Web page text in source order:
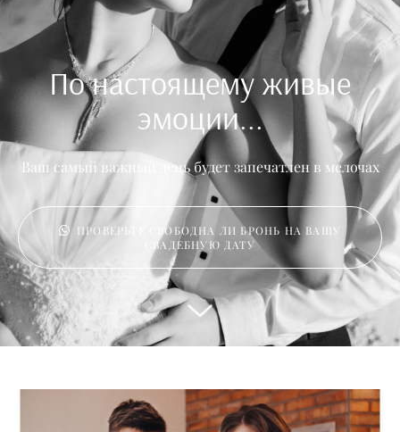
По настоящему живые
эмоции...
Ваш самый важный день будет запечатлен в мелочах
ПРОВЕРЬТЕ СВОБОДНА ЛИ БРОНЬ НА ВАШУ
СВАДЕБНУЮ ДАТУ